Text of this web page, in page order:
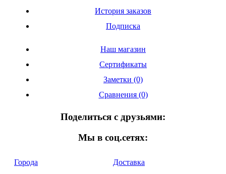
История заказов
Подписка
Наш магазин
Сертификаты
Заметки (0)
Сравнения (0)
Поделиться с друзьями:
Мы в соц.сетях:
Города Доставка